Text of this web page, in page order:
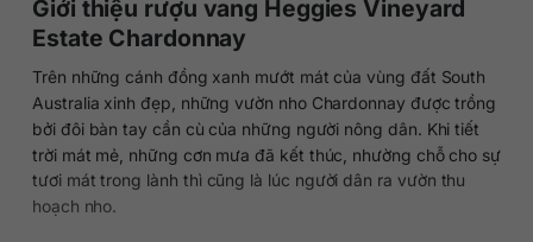
Giới thiệu rượu vang Heggies Vineyard
Estate Chardonnay
Trên những cánh đồng xanh mướt mát của vùng đất South
Australia xinh đẹp, những vườn nho Chardonnay được trồng
bởi đôi bàn tay cần cù của những người nông dân. Khi tiết
trời mát mẻ, những cơn mưa đã kết thúc, nhường chỗ cho sự
tươi mát trong lành thì cũng là lúc người dân ra vườn thu
hoạch nho.